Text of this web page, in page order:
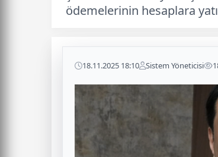
ödemelerinin hesaplara
18.11.2025 18:10 Sistem Yöneticisi